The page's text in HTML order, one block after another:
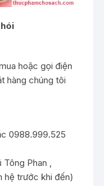
hoặc gọi điện
hàng chúng tôi
0988.999.525
Tông Phan ,
hệ trước khi đến)